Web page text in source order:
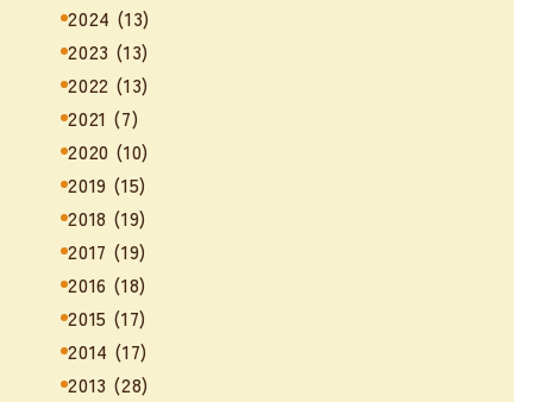
2024 (13)
2023 (13)
2022 (13)
2021 (7)
2020 (10)
2019 (15)
2018 (19)
2017 (19)
2016 (18)
2015 (17)
2014 (17)
2013 (28)